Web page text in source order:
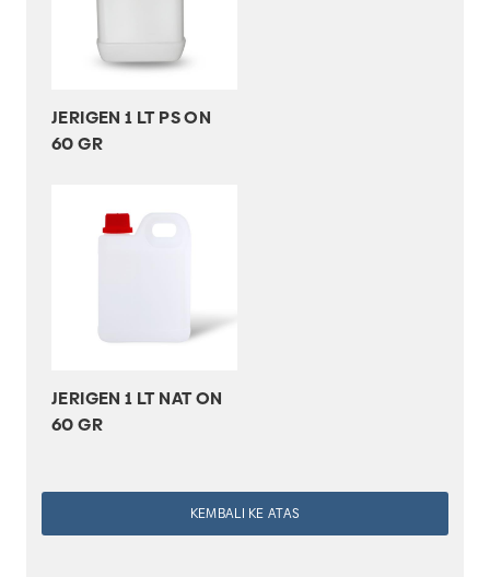
JERIGEN 1 LT PS ON
60 GR
JERIGEN 1 LT NAT ON
60 GR
KEMBALI KE ATAS